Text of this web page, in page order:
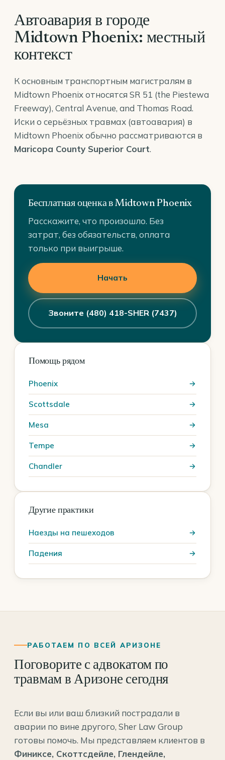
Автоавария в городе
Midtown Phoenix: местный
контекст
К основным транспортным магистралям в
Midtown Phoenix относятся SR 51 (the Piestewa
Freeway), Central Avenue, and Thomas Road.
Иски о серьёзных травмах (автоавария) в
Midtown Phoenix обычно рассматриваются в
Maricopa County Superior Court.
Бесплатная оценка в Midtown Phoenix
Расскажите, что произошло. Без
затрат, без обязательств, оплата
только при выигрыше.
Начать
Звоните (480) 418-SHER (7437)
Помощь рядом
Phoenix
Scottsdale
Mesa
Tempe
Chandler
Другие практики
Наезды на пешеходов
Падения
РАБОТАЕМ ПО ВСЕЙ АРИЗОНЕ
Поговорите с адвокатом по
травмам в Аризоне сегодня
Если вы или ваш близкий пострадали в
аварии по вине другого, Sher Law Group
готовы помочь. Мы представляем клиентов в
Финиксе, Скоттсдейле, Глендейле,